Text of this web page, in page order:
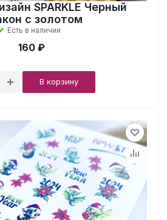
SPARKLE Черный
с золотом
Есть в наличии
160 ₽
В корзину